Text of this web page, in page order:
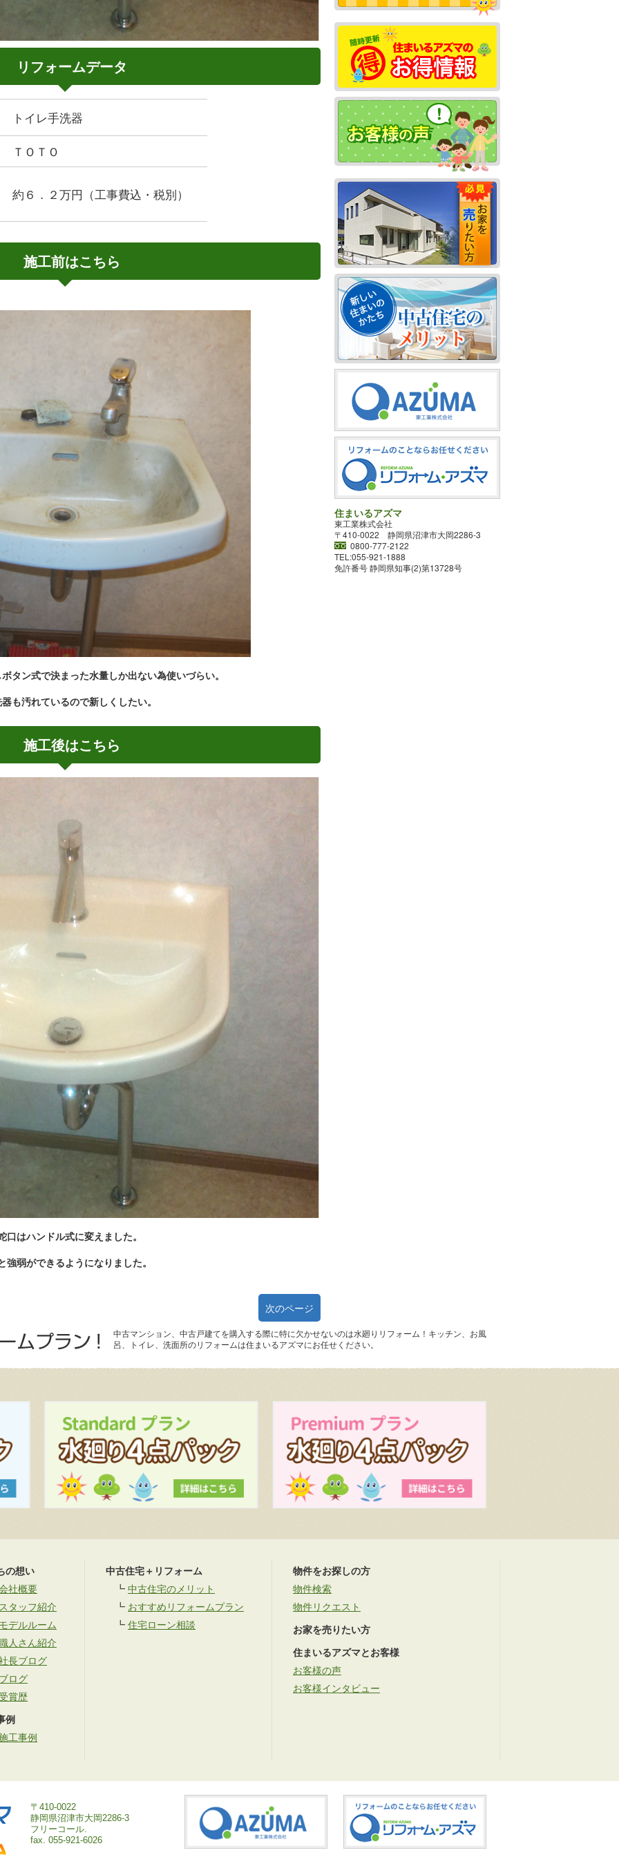
リフォームデータ
トイレ手洗器
ＴＯＴＯ
約６．２万円（工事費込・税別）
施工前はこちら
タン式で決まった水量しか出ない為使いづらい。
も汚れているので新しくしたい。
施工後はこちら
口はハンドル式に変えました。
強弱ができるようになりました。
次のページ
住まいるアズマ
東工業株式会社
〒410-0022 静岡県沼津市大岡2286-3
0800-777-2122
TEL:055-921-1888
免許番号 静岡県知事(2)第13728号
中古マンション、中古戸建てを購入する際に特に欠かせないのは水廻りリフォーム！キッチン、お風
呂、トイレ、洗面所のリフォームは住まいるアズマにお任せください。
の想い
社概要
タッフ紹介
デルルーム
人さん紹介
長ブログ
ログ
賞歴
例
工事例
中古住宅＋リフォーム
┗ 中古住宅のメリット
┗ おすすめリフォームプラン
┗ 住宅ローン相談
物件をお探しの方
物件検索
物件リクエスト
お家を売りたい方
住まいるアズマとお客様
お客様の声
お客様インタビュー
〒410-0022
静岡県沼津市大岡2286-3
フリーコール.
fax. 055-921-6026